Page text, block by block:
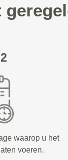
waarop u het
voeren.